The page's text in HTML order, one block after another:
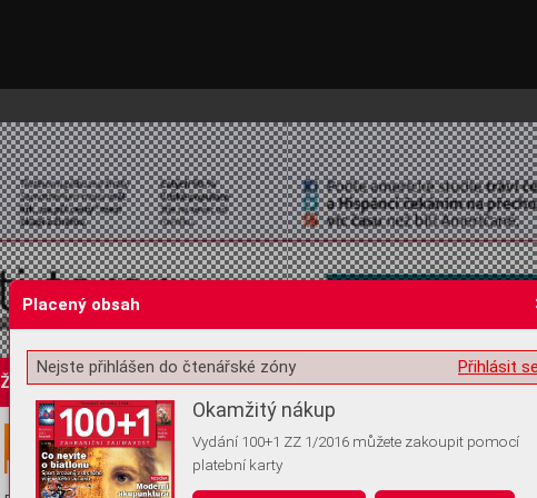
Žádost o souhlas s ukládáním volitelných informací
Placený obsah
Přihlásit
Nejste přihlášen do čtenářské zóny
Okamžitý nákup
Vydání 100+1 ZZ 1/2016 můžete zakoupit pomocí
platební karty